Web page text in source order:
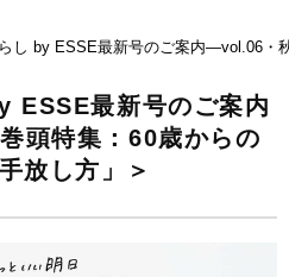
し by ESSE最新号のご案内―vol.06・
ESSE最新号のご案内
頭特集：60歳からの
放し方」＞